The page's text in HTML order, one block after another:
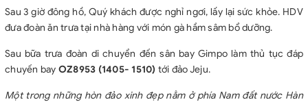
Sau 3 giờ đông hồ, Quý khách được nghỉ ngơi, lấy lại sức khỏe. HDV
đưa đoàn ăn trưa tại nhà hàng với món gà hầm sâm bổ dưỡng.
Sau bữa trưa đoàn di chuyển đến sân bay Gimpo làm thủ tục đáp
chuyến bay OZ8953 (1405- 1510) tới đảo Jeju.
Một trong những hòn đảo xinh đẹp nằm ở phía Nam đất nước Hàn